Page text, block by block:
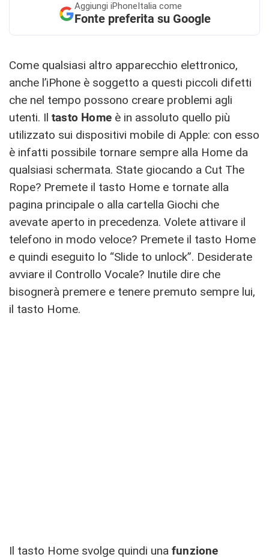
Aggiungi iPhoneItalia come
Fonte preferita su Google
Come qualsiasi altro apparecchio elettronico,
anche l’iPhone è soggetto a questi piccoli difetti
che nel tempo possono creare problemi agli
utenti. Il tasto Home è in assoluto quello più
utilizzato sui dispositivi mobile di Apple: con esso
è infatti possibile tornare sempre alla Home da
qualsiasi schermata. State giocando a Cut The
Rope? Premete il tasto Home e tornate alla
pagina principale o alla cartella Giochi che
avevate aperto in precedenza. Volete attivare il
telefono in modo veloce? Premete il tasto Home
e quindi eseguito lo “Slide to unlock”. Desiderate
avviare il Controllo Vocale? Inutile dire che
bisognerà premere e tenere premuto sempre lui,
il tasto Home.
Il tasto Home svolge quindi una funzione